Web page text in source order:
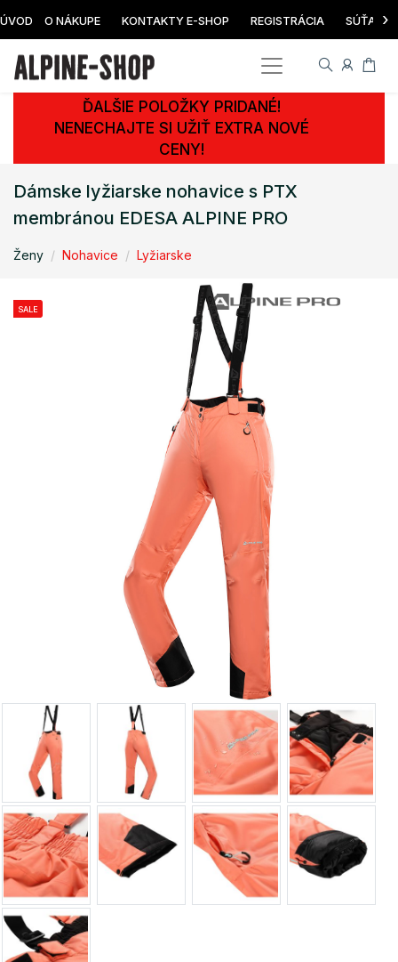
ÚVOD O NÁKUPE KONTAKTY E-SHOP REGISTRÁCIA SÚŤAŽ ›
ĎALŠIE POLOŽKY PRIDANÉ!
NENECHAJTE SI UŽIŤ EXTRA NOVÉ
CENY!
Dámske lyžiarske nohavice s PTX
membránou EDESA ALPINE PRO
Ženy Nohavice Lyžiarske
SALE